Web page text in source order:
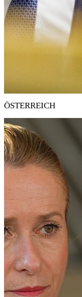
ÖSTERREICH